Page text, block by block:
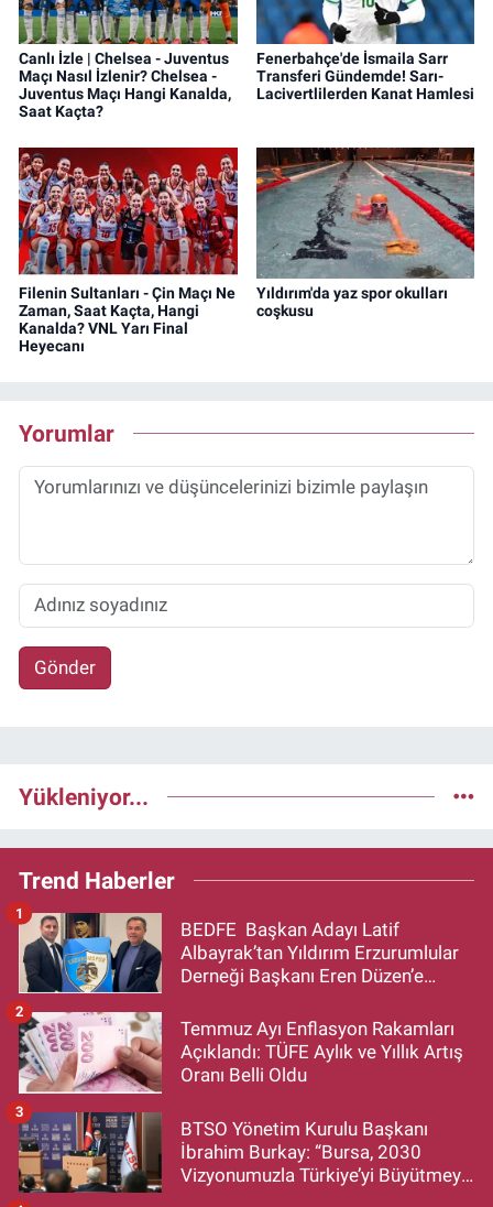
Canlı İzle | Chelsea - Juventus
Maçı Nasıl İzlenir? Chelsea -
Juventus Maçı Hangi Kanalda,
Saat Kaçta?
Fenerbahçe'de İsmaila Sarr
Transferi Gündemde! Sarı-
Lacivertlilerden Kanat Hamlesi
Filenin Sultanları - Çin Maçı Ne
Zaman, Saat Kaçta, Hangi
Kanalda? VNL Yarı Final
Heyecanı
Yıldırım'da yaz spor okulları
coşkusu
Yorumlar
Gönder
Yükleniyor...
Trend Haberler
BEDFE Başkan Adayı Latif
Albayrak’tan Yıldırım Erzurumlular
Derneği Başkanı Eren Düzen’e
1
Temmuz Ayı Enflasyon Rakamları
Açıklandı: TÜFE Aylık ve Yıllık Artış
Oranı Belli Oldu
2
BTSO Yönetim Kurulu Başkanı
İbrahim Burkay: “Bursa, 2030
Vizyonumuzla Türkiye’yi Büyütmeye
3